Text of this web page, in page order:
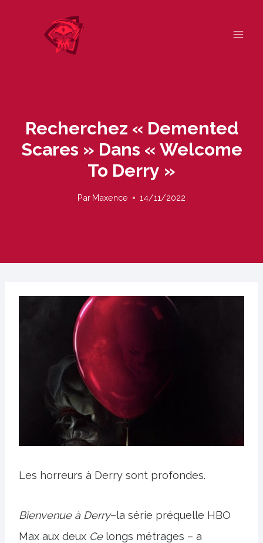
Recherchez « Demented
Scares » Dans « Welcome
To Derry »
Par Maxence 14/11/2022
Les horreurs à Derry sont profondes.
Bienvenue à Derry–la série préquelle HBO
Max aux deux Celongs métrages – a